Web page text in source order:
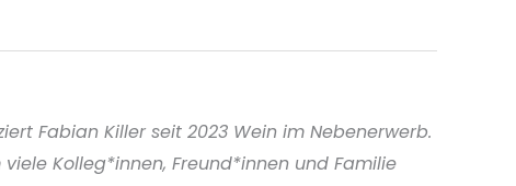
Fabian Killer seit 2023 Wein im Nebenerwerb.
Kolleg*innen, Freund*innen und Familie